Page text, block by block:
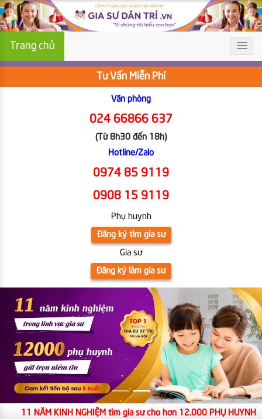
Trang chủ
Tư Vấn Miễn Phí
Văn phòng
024 66866 637
(Từ 8h30 đến 18h)
Hotline/Zalo
0974 85 9119
0908 15 9119
Phụ huynh
Đăng ký tìm gia sư
Gia sư
Đăng ký làm gia sư
11 NĂM KINH NGHIỆM tìm gia sư cho hơn 12.000 PHỤ HUYNH